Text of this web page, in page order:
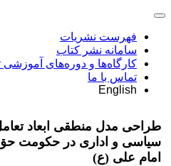
فهرست نشریات
سامانه نشر کتاب
کارگاه‌ها و دوره‌های
تماس با ما
English
طراحی مدل منطقی ابعاد
سیاسی و اداری در حکومت
امام علی (ع)